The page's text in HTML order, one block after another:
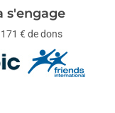
s'engage
€ de dons